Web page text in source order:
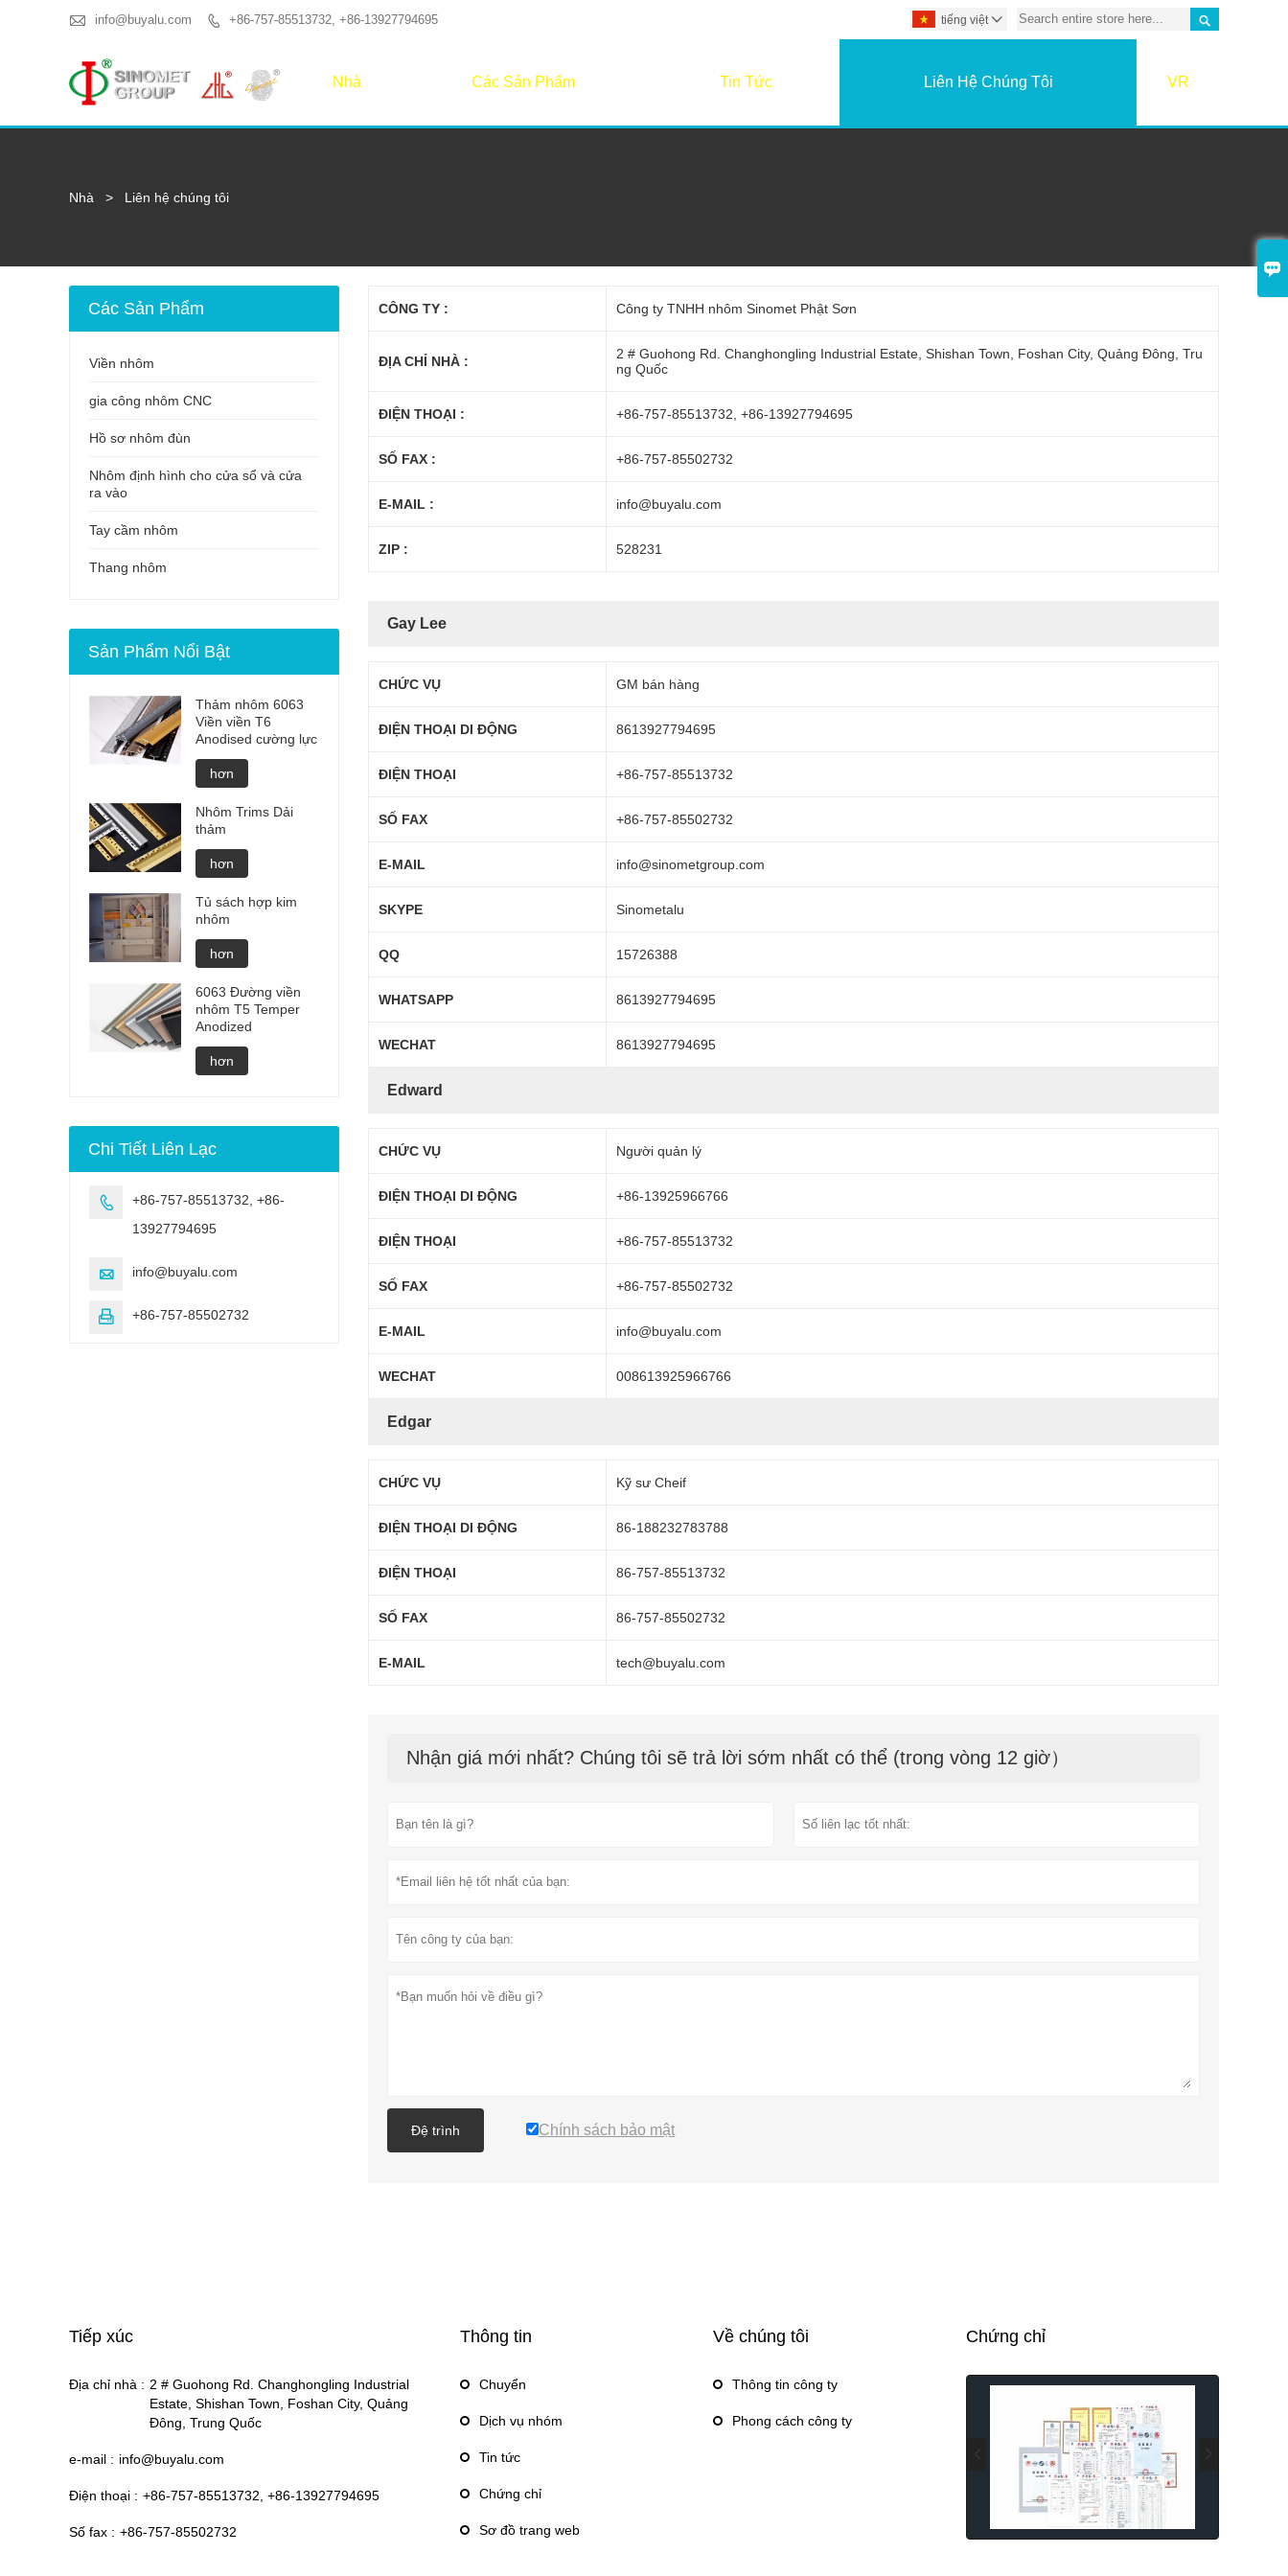

 info@buyalu.com  +86-757-85513732, +86-13927794695 
tiếng việt 
Nhà Các Sản Phẩm Tin Tức Liên Hệ Chúng Tôi VR
Nhà > Liên hệ chúng tôi
CÔNG TY : Công ty TNHH nhôm Sinomet Phật Sơn
ĐỊA CHỈ NHÀ :
2 # Guohong Rd. Changhongling Industrial Estate, Shishan Town, Foshan City, Quảng Đông, Tru
ng Quốc
ĐIỆN THOẠI : +86-757-85513732, +86-13927794695
SỐ FAX : +86-757-85502732
E-MAIL : info@buyalu.com
ZIP : 528231
Gay Lee
CHỨC VỤ GM bán hàng
ĐIỆN THOẠI DI ĐỘNG 8613927794695
ĐIỆN THOẠI +86-757-85513732
SỐ FAX +86-757-85502732
E-MAIL info@sinometgroup.com
SKYPE Sinometalu
QQ 15726388
WHATSAPP 8613927794695
WECHAT 8613927794695
Edward
CHỨC VỤ Người quản lý
ĐIỆN THOẠI DI ĐỘNG +86-13925966766
ĐIỆN THOẠI +86-757-85513732
SỐ FAX +86-757-85502732
E-MAIL info@buyalu.com
WECHAT 008613925966766
Edgar
CHỨC VỤ Kỹ sư Cheif
ĐIỆN THOẠI DI ĐỘNG 86-188232783788
ĐIỆN THOẠI 86-757-85513732
SỐ FAX 86-757-85502732
E-MAIL tech@buyalu.com
Nhận giá mới nhất? Chúng tôi sẽ trả lời sớm nhất có thể (trong vòng 12 giờ）
Đệ trình Chính sách bảo mật
Các Sản Phẩm
Viền nhôm
gia công nhôm CNC
Hồ sơ nhôm đùn
Nhôm định hình cho cửa sổ và cửa
ra vào
Tay cầm nhôm
Thang nhôm
Sản Phẩm Nổi Bật
Thảm nhôm 6063
Viền viền T6
Anodised cường lực
hơn
Nhôm Trims Dải
thảm
hơn
Tủ sách hợp kim
nhôm
hơn
6063 Đường viền
nhôm T5 Temper
Anodized
hơn
Chi Tiết Liên Lạc

+86-757-85513732, +86-
13927794695
 info@buyalu.com
 +86-757-85502732
Tiếp xúc
Địa chỉ nhà : 2 # Guohong Rd. Changhongling Industrial
Estate, Shishan Town, Foshan City, Quảng
Đông, Trung Quốc
e-mail : info@buyalu.com
Điện thoại : +86-757-85513732, +86-13927794695
Số fax : +86-757-85502732
Thông tin
Chuyển
Dịch vụ nhóm
Tin tức
Chứng chỉ
Sơ đồ trang web
Về chúng tôi
Thông tin công ty
Phong cách công ty
Chứng chỉ